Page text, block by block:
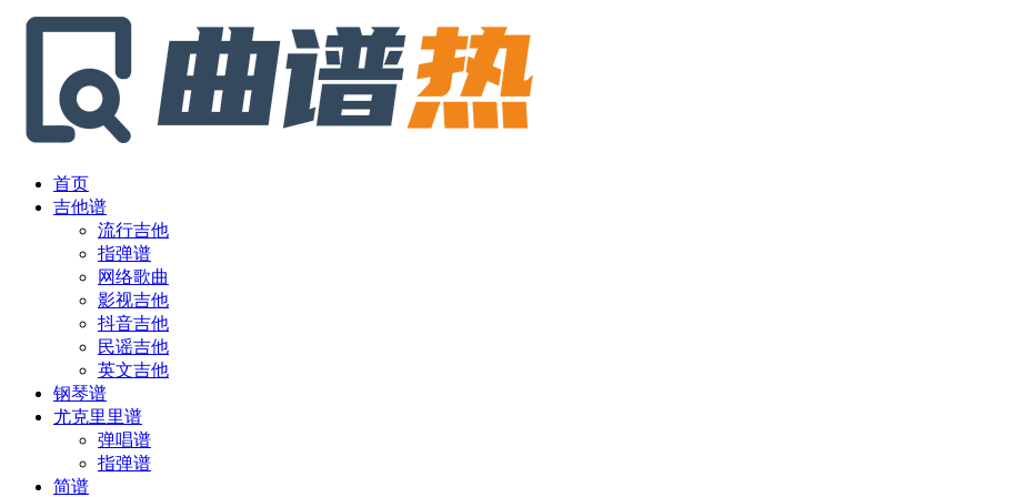
首页
吉他谱
流行吉他
指弹谱
网络歌曲
影视吉他
抖音吉他
民谣吉他
英文吉他
钢琴谱
尤克里里谱
弹唱谱
指弹谱
简谱